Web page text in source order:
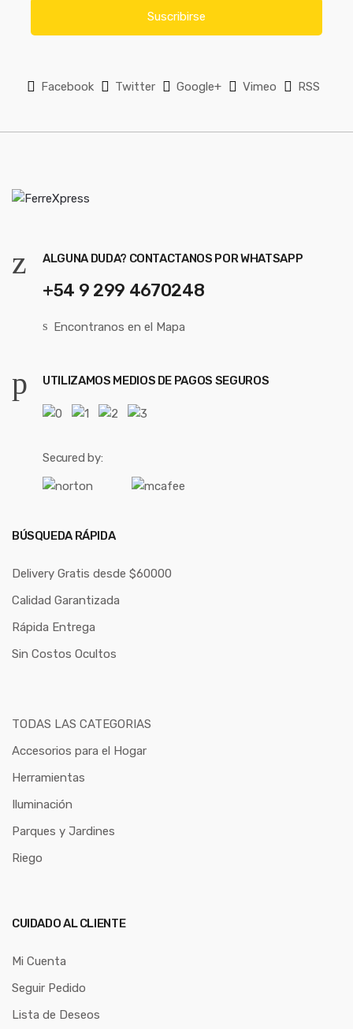
l
Suscribirse
Facebook Twitter Google+ Vimeo RSS
ALGUNA DUDA? CONTACTANOS POR WHATSAPP
+54 9 299 4670248
Encontranos en el Mapa
UTILIZAMOS MEDIOS DE PAGOS SEGUROS
Secured by:
BÚSQUEDA RÁPIDA
Delivery Gratis desde $60000
Calidad Garantizada
Rápida Entrega
Sin Costos Ocultos
TODAS LAS CATEGORIAS
Accesorios para el Hogar
Herramientas
Iluminación
Parques y Jardines
Riego
CUIDADO AL CLIENTE
Mi Cuenta
Seguir Pedido
Lista de Deseos